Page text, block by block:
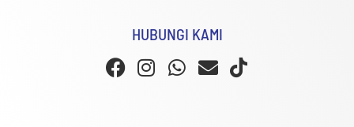
HUBUNGI KAMI